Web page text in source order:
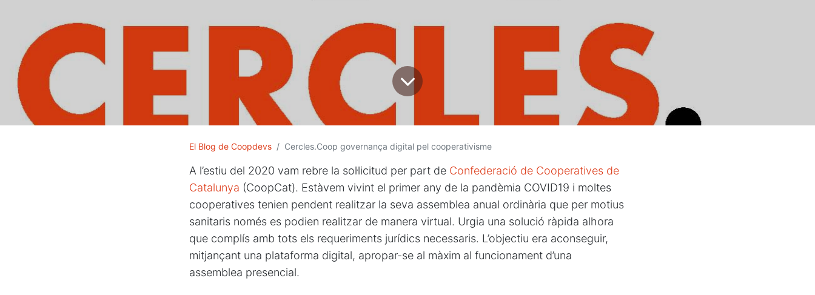
El Blog de Coopdevs Cercles.Coop governança digital pel cooperativisme
A l’estiu del 2020 vam rebre la sol·licitud per part de Confederació de Cooperatives de
Catalunya (CoopCat). Estàvem vivint el primer any de la pandèmia COVID19 i moltes
cooperatives tenien pendent realitzar la seva assemblea anual ordinària que per motius
sanitaris només es podien realitzar de manera virtual. Urgia una solució ràpida alhora
que complís amb tots els requeriments jurídics necessaris. L’objectiu era aconseguir,
mitjançant una plataforma digital, apropar-se al màxim al funcionament d’una
assemblea presencial.